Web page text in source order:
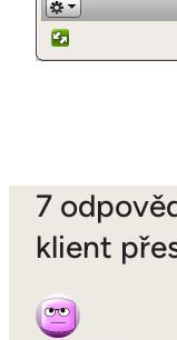
7
klient